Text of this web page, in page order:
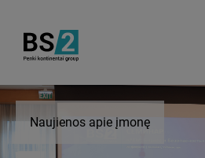
Naujienos apie įmonę